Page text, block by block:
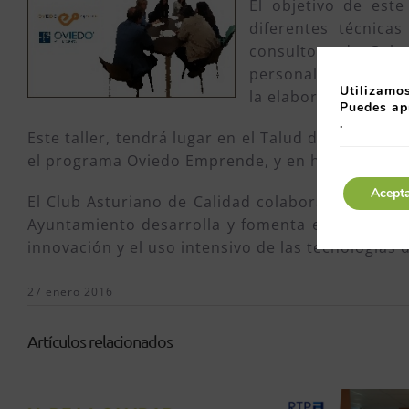
El objetivo de
diferentes
consultora de
personal para
la elaboración
Este taller, tendrá lugar en el Talud de la Ería,
el programa Oviedo Emprende, y en horario de
El Club Asturiano de Calidad colabora, desde
Ayuntamiento desarrolla y fomenta el
innovación y el uso intensivo de las tecnologías
27 enero 2016
Artículos relacionados
Puedes
.